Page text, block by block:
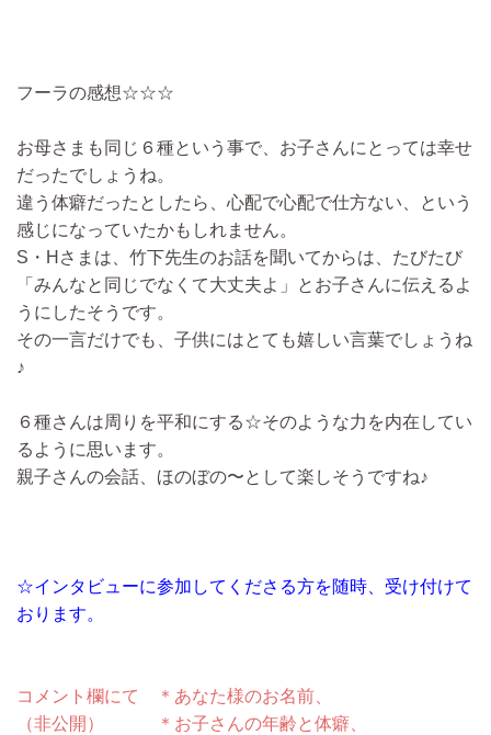
フーラの感想☆☆☆
お母さまも同じ６種という事で、お子さんにとっては幸せ
だったでしょうね。
違う体癖だったとしたら、心配で心配で仕方ない、という
感じになっていたかもしれません。
S・Hさまは、竹下先生のお話を聞いてからは、たびたび
「みんなと同じでなくて大丈夫よ」とお子さんに伝えるよ
うにしたそうです。
その一言だけでも、子供にはとても嬉しい言葉でしょうね
♪
６種さんは周りを平和にする☆そのような力を内在してい
るように思います。
親子さんの会話、ほのぼの〜として楽しそうですね♪
☆インタビューに参加してくださる方を随時、受け付けて
おります。
コメント欄にて ＊あなた様のお名前、
（非公開） ＊お子さんの年齢と体癖、